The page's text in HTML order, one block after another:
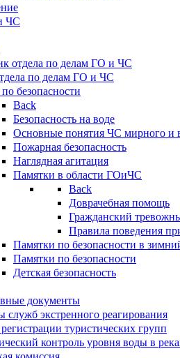
ЧС
отдела по делам ГО и ЧС
по делам ГО и ЧС
безопасности
Back
Безопасность на воде
Основные понятия ЧС мирного и
Пожарная безопасность
Наглядная агитация
Памятки в области ГОиЧС
Back
Доврачебная помощь
Гражданский
Правила поведения
Памятки по безопасности в
Памятки по безопасности
Детская безопасность
документы
служб экстренного реагирования
туристических групп
контроль уровня воды в